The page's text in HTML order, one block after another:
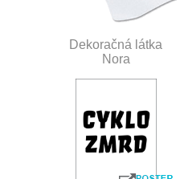
Dekoračná látka
Nora